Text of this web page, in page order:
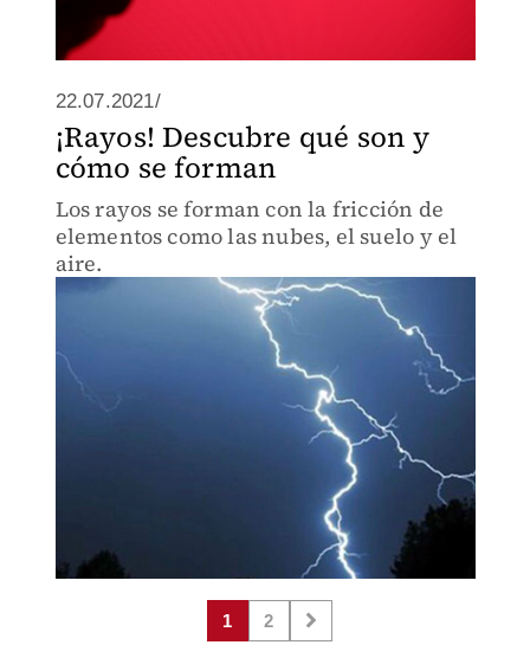
22.07.2021/
¡Rayos! Descubre qué son y
cómo se forman
Los rayos se forman con la fricción de
elementos como las nubes, el suelo y el
aire.
1 2